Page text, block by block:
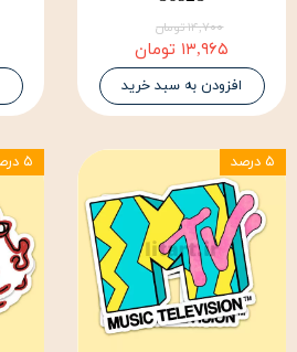
۱۴,۷۰۰ تومان
۱۳,۹۶۵ تومان
افزودن به سبد خرید
۵ درصد ۵ درصد